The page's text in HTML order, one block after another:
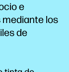
e
los
de